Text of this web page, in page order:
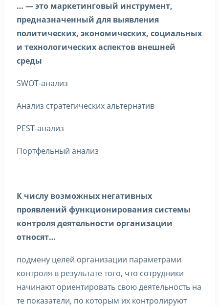
… — это маркетинговый инструмент,
предназначенный для выявления
политических, экономических, социальных
и технологических аспектов внешней
среды
SWOT-анализ
Анализ стратегических альтернатив
PEST-анализ
Портфельный анализ
К числу возможных негативных
проявлений функционирования системы
контроля деятельности организации
относят…
подмену целей организации параметрами
контроля в результате того, что сотрудники
начинают ориентировать свою деятельность на
те показатели, по которым их контролируют